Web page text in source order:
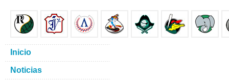
Inicio
Noticias